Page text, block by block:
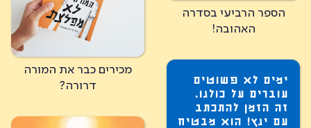
הספר הרביעי בסדרה
האהובה!
מכירים כבר את המורה
דרורה?
ימים לא פשוטים
עוברים על כולנו.
זה הזמן להתכתב
עם ינץ! הוא מבטיח